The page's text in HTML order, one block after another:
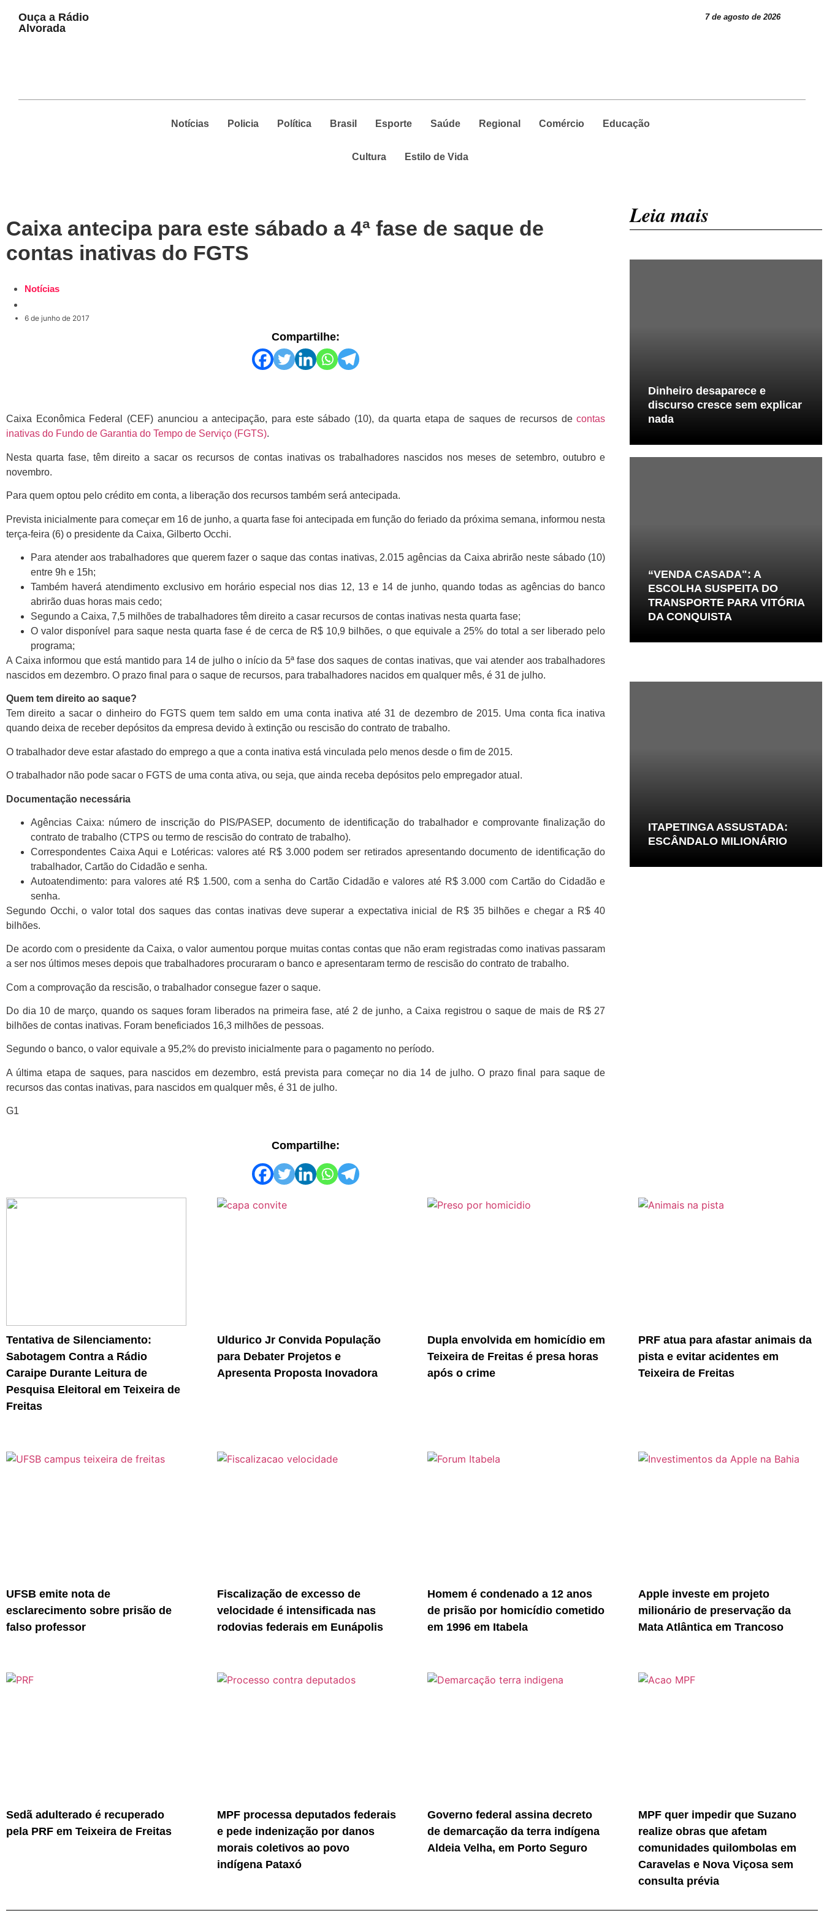
Ouça a Rádio
Alvorada
7 de agosto de 2026
Notícias Policia Política Brasil Esporte Saúde Regional Comércio Educação
Cultura Estilo de Vida
Caixa antecipa para este sábado a 4ª fase de saque de
contas inativas do FGTS
Notícias
6 de junho de 2017
Compartilhe:
Caixa Econômica Federal (CEF) anunciou a antecipação, para este sábado (10), da quarta etapa de saques de recursos decontas
inativas do Fundo de Garantia do Tempo de Serviço (FGTS).
Nesta quarta fase, têm direito a sacar os recursos de contas inativas os trabalhadores nascidos nos meses de setembro, outubro e
novembro.
Para quem optou pelo crédito em conta, a liberação dos recursos também será antecipada.
Prevista inicialmente para começar em 16 de junho, a quarta fase foi antecipada em função do feriado da próxima semana, informou nesta
terça-feira (6) o presidente da Caixa, Gilberto Occhi.
Para atender aos trabalhadores que querem fazer o saque das contas inativas, 2.015 agências da Caixa abrirão neste sábado (10)
entre 9h e 15h;
Também haverá atendimento exclusivo em horário especial nos dias 12, 13 e 14 de junho, quando todas as agências do banco
abrirão duas horas mais cedo;
Segundo a Caixa, 7,5 milhões de trabalhadores têm direito a casar recursos de contas inativas nesta quarta fase;
O valor disponível para saque nesta quarta fase é de cerca de R$ 10,9 bilhões, o que equivale a 25% do total a ser liberado pelo
programa;
A Caixa informou que está mantido para 14 de julho o início da 5ª fase dos saques de contas inativas, que vai atender aos trabalhadores
nascidos em dezembro. O prazo final para o saque de recursos, para trabalhadores nacidos em qualquer mês, é 31 de julho.
Quem tem direito ao saque?
Tem direito a sacar o dinheiro do FGTS quem tem saldo em uma conta inativa até 31 de dezembro de 2015. Uma conta fica inativa
quando deixa de receber depósitos da empresa devido à extinção ou rescisão do contrato de trabalho.
O trabalhador deve estar afastado do emprego a que a conta inativa está vinculada pelo menos desde o fim de 2015.
O trabalhador não pode sacar o FGTS de uma conta ativa, ou seja, que ainda receba depósitos pelo empregador atual.
Documentação necessária
Agências Caixa: número de inscrição do PIS/PASEP, documento de identificação do trabalhador e comprovante finalização do
contrato de trabalho (CTPS ou termo de rescisão do contrato de trabalho).
Correspondentes Caixa Aqui e Lotéricas: valores até R$ 3.000 podem ser retirados apresentando documento de identificação do
trabalhador, Cartão do Cidadão e senha.
Autoatendimento: para valores até R$ 1.500, com a senha do Cartão Cidadão e valores até R$ 3.000 com Cartão do Cidadão e
senha.
Segundo Occhi, o valor total dos saques das contas inativas deve superar a expectativa inicial de R$ 35 bilhões e chegar a R$ 40
bilhões.
De acordo com o presidente da Caixa, o valor aumentou porque muitas contas contas que não eram registradas como inativas passaram
a ser nos últimos meses depois que trabalhadores procuraram o banco e apresentaram termo de rescisão do contrato de trabalho.
Com a comprovação da rescisão, o trabalhador consegue fazer o saque.
Do dia 10 de março, quando os saques foram liberados na primeira fase, até 2 de junho, a Caixa registrou o saque de mais de R$ 27
bilhões de contas inativas. Foram beneficiados 16,3 milhões de pessoas.
Segundo o banco, o valor equivale a 95,2% do previsto inicialmente para o pagamento no período.
A última etapa de saques, para nascidos em dezembro, está prevista para começar no dia 14 de julho. O prazo final para saque de
recursos das contas inativas, para nascidos em qualquer mês, é 31 de julho.
G1
Compartilhe:
Leia mais
Dinheiro desaparece e
discurso cresce sem explicar
nada
“VENDA CASADA": A
ESCOLHA SUSPEITA DO
TRANSPORTE PARA VITÓRIA
DA CONQUISTA
ITAPETINGA ASSUSTADA:
ESCÂNDALO MILIONÁRIO
Tentativa de Silenciamento:
Sabotagem Contra a Rádio
Caraipe Durante Leitura de
Pesquisa Eleitoral em Teixeira de
Freitas
Uldurico Jr Convida População
para Debater Projetos e
Apresenta Proposta Inovadora
Dupla envolvida em homicídio em
Teixeira de Freitas é presa horas
após o crime
PRF atua para afastar animais da
pista e evitar acidentes em
Teixeira de Freitas
UFSB emite nota de
esclarecimento sobre prisão de
falso professor
Fiscalização de excesso de
velocidade é intensificada nas
rodovias federais em Eunápolis
Homem é condenado a 12 anos
de prisão por homicídio cometido
em 1996 em Itabela
Apple investe em projeto
milionário de preservação da
Mata Atlântica em Trancoso
Sedã adulterado é recuperado
pela PRF em Teixeira de Freitas
MPF processa deputados federais
e pede indenização por danos
morais coletivos ao povo
indígena Pataxó
Governo federal assina decreto
de demarcação da terra indígena
Aldeia Velha, em Porto Seguro
MPF quer impedir que Suzano
realize obras que afetam
comunidades quilombolas em
Caravelas e Nova Viçosa sem
consulta prévia